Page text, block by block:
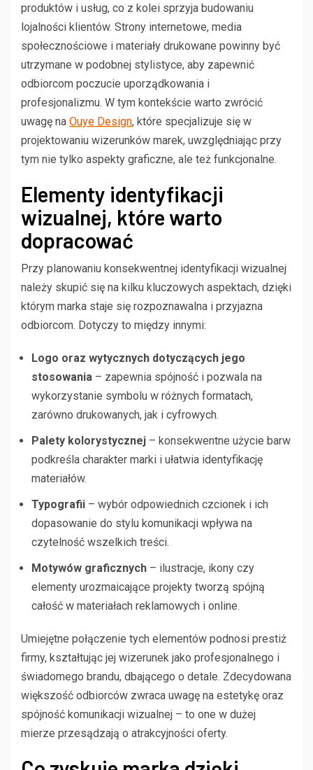
produktów i usług, co z kolei sprzyja budowaniu
lojalności klientów. Strony internetowe, media
społecznościowe i materiały drukowane powinny być
utrzymane w podobnej stylistyce, aby zapewnić
odbiorcom poczucie uporządkowania i
profesjonalizmu. W tym kontekście warto zwrócić
uwagę na Ouye Design, które specjalizuje się w
projektowaniu wizerunków marek, uwzględniając przy
tym nie tylko aspekty graficzne, ale też funkcjonalne.
Elementy identyfikacji
wizualnej, które warto
dopracować
Przy planowaniu konsekwentnej identyfikacji wizualnej
należy skupić się na kilku kluczowych aspektach, dzięki
którym marka staje się rozpoznawalna i przyjazna
odbiorcom. Dotyczy to między innymi:
Logo oraz wytycznych dotyczących jego
stosowania – zapewnia spójność i pozwala na
wykorzystanie symbolu w różnych formatach,
zarówno drukowanych, jak i cyfrowych.
Palety kolorystycznej – konsekwentne użycie barw
podkreśla charakter marki i ułatwia identyfikację
materiałów.
Typografii – wybór odpowiednich czcionek i ich
dopasowanie do stylu komunikacji wpływa na
czytelność wszelkich treści.
Motywów graficznych – ilustracje, ikony czy
elementy urozmaicające projekty tworzą spójną
całość w materiałach reklamowych i online.
Umiejętne połączenie tych elementów podnosi prestiż
firmy, kształtując jej wizerunek jako profesjonalnego i
świadomego brandu, dbającego o detale. Zdecydowana
większość odbiorców zwraca uwagę na estetykę oraz
spójność komunikacji wizualnej – to one w dużej
mierze przesądzają o atrakcyjności oferty.